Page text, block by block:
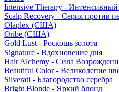
Intensive Therapy - Интенсивный
Scalp Recovery - Серия против
Olaplex (США)
Oribe (США)
Gold Lust - Роскошь золота
Signature - Вдохновение дня
Hair Alchemy - Сила
Beautiful Color - Великолепие
Silverati - Благородство серебра
Bright Blonde - Яркий блонд